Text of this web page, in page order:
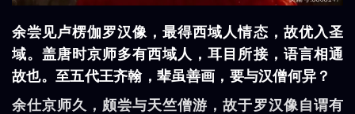
余尝见卢楞伽罗汉像，最得西域人情态，故优入圣
域。盖唐时京师多有西域人，耳目所接，语言相通
故也。至五代王齐翰，辈虽善画，要与汉僧何异？
余仕京师久，颇尝与天竺僧游，故于罗汉像自谓有